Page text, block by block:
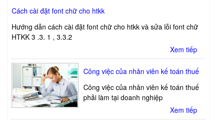
Cách cài đặt font chữ cho htkk
Hướng dẫn cách cài đặt font chữ cho htkk và sửa lỗi font chữ
HTKK 3 .3. 1 , 3.3.2
Xem tiếp
Công việc của nhân viên kế toán thuế
Công việc của nhân viên kế toán thuế
phải làm tại doanh nghiệp
Xem tiếp